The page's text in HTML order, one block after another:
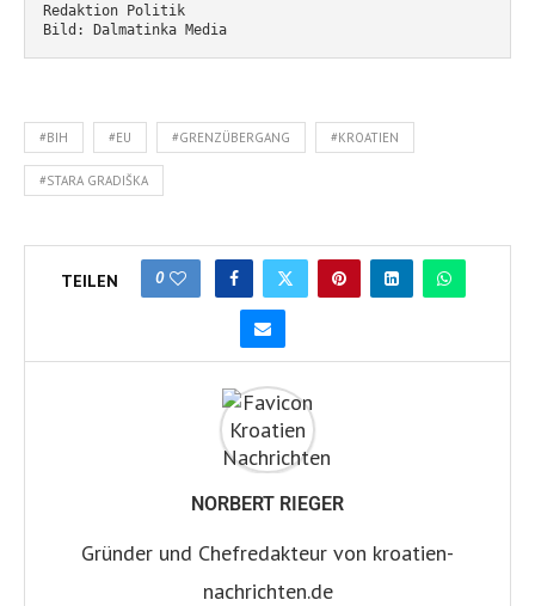
Redaktion Politik
Bild: Dalmatinka Media
#BIH #EU #GRENZÜBERGANG #KROATIEN
#STARA GRADIŠKA
TEILEN 0
NORBERT RIEGER
Gründer und Chefredakteur von kroatien-
nachrichten.de